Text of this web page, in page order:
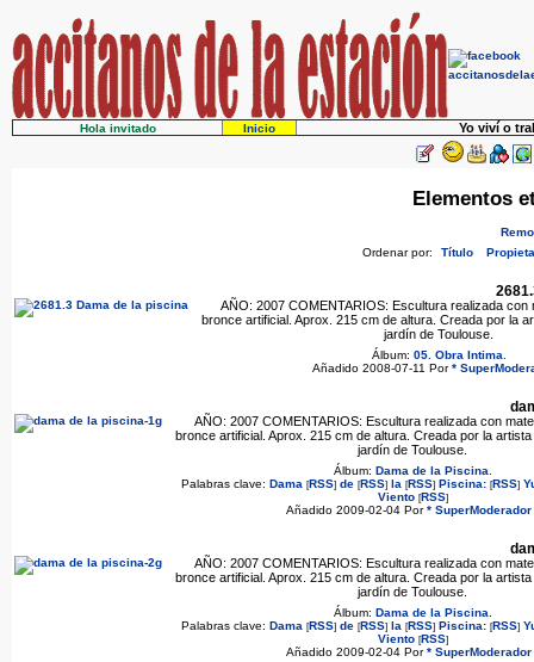
Hola invitado Inicio Yo viví o
Elementos
Ordenar por:
Título
AÑO: 2007 COMENTARIOS: Escultura realizada con
bronce artificial. Aprox. 215 cm de altura. Creada por la
jardín de Toulouse.
Álbum: 05. Obra Intima
Añadido 2008-07-11 Por*
AÑO: 2007 COMENTARIOS: Escultura realizada con
bronce artificial. Aprox. 215 cm de altura. Creada por la
jardín de Toulouse.
Álbum: Dama de la Piscina
Palabras clave: Dama [RSS] de [RSS] la [RSS] Piscina: [RSS]
Viento [RSS]
Añadido 2009-02-04 Por* SuperModerador
AÑO: 2007 COMENTARIOS: Escultura realizada con
bronce artificial. Aprox. 215 cm de altura. Creada por la
jardín de Toulouse.
Álbum: Dama de la Piscina
Palabras clave: Dama [RSS] de [RSS] la [RSS] Piscina: [RSS]
Viento [RSS]
Añadido 2009-02-04 Por* SuperModerador